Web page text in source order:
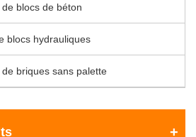
blocs de béton
blocs hydrauliques
briques sans palette